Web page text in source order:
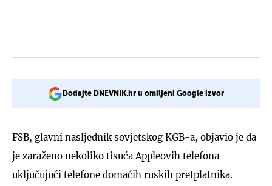
Dodajte DNEVNIK.hr u omiljeni Google izvor
FSB, glavni nasljednik sovjetskog KGB-a, objavio je da
je zaraženo nekoliko tisuća Appleovih telefona
uključujući telefone domaćih ruskih pretplatnika.